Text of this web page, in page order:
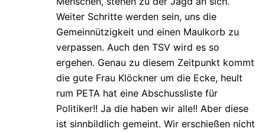
Weiter Schritte werden sein, uns die
Gemeinnützigkeit und einen Maulkorb zu
verpassen. Auch den TSV wird es so
ergehen. Genau zu diesem Zeitpunkt kommt
die gute Frau Klöckner um die Ecke, heult
rum PETA hat eine Abschussliste für
Politiker!! Ja die haben wir alle!! Aber diese
ist sinnbildlich gemeint. Wir erschießen nicht